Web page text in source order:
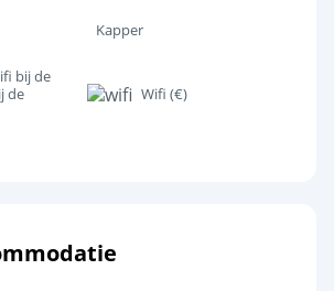
Kapper
bij de
de
Wifi (€)